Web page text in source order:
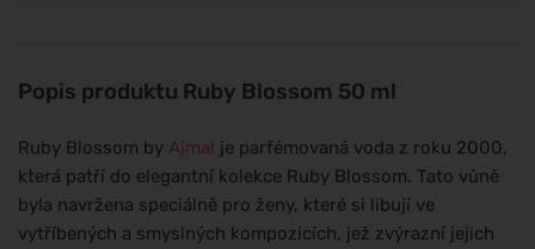
Popis produktu Ruby Blossom 50 ml
Ruby Blossom by Ajmal je parfémovaná voda z roku 2000,
která patří do elegantní kolekce Ruby Blossom. Tato vůně
byla navržena speciálně pro ženy, které si libují ve
vytříbených a smyslných kompozicích, jež zvýrazní jejich